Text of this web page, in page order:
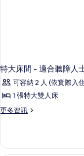
有
相
片
特大床間 - 適合聽障人
可容納 2 人 (依實際入
1 張特大雙人床
更多資訊
更
床